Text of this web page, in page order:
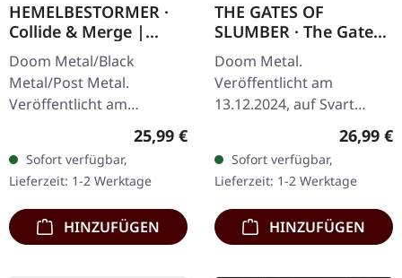
HEMELBESTORMER ·
Collide & Merge |
SMOKE 2LP
Doom Metal/Black
Metal/Post Metal.
Veröffentlicht am
19.11.2021, auf Ván
Transparent/Schwarz
"Smoke" marmoriertes
Doppel-Vinyl im…
Regulärer Preis:
25,99 €
Sofort verfügbar,
Lieferzeit: 1-2 Werktage
HINZUFÜGEN
THE GATES OF
SLUMBER · The Gates
Of Slumber |
TRANSPARENT BLUE
LP
Doom Metal.
Veröffentlicht am
13.12.2024, auf Svart
Records. Transparentes
blaues Vinyl im Standard-
Cover mit Insert.
Limitierte Auflage. Nach
einem…
26,99 €
Sofort verfügbar,
Lieferzeit: 1-2 Werktage
HINZUFÜGEN